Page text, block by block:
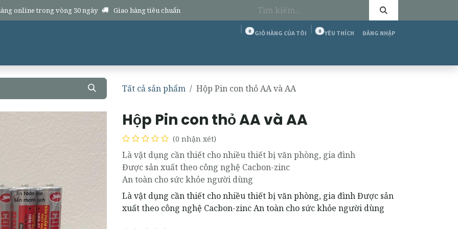
online trong vòng 30 ngày Giao hàng tiêu chuẩn
GIỎ HÀNG CỦA TÔI
0 YÊU THÍCH
0 ĐĂNG NHẬP
Tất cả sản phẩm Hộp Pin con thỏ AA và AA
Hộp Pin con thỏ AA và AA
(0 nhận xét)
Là vật dụng cần thiết cho nhiều thiết bị văn phòng, gia đình
Được sản xuất theo công nghệ Cacbon-zinc
An toàn cho sức khỏe người dùng
Là vật dụng cần thiết cho nhiều thiết bị văn phòng, gia đình Được sản
xuất theo công nghệ Cacbon-zinc An toàn cho sức khỏe người dùng